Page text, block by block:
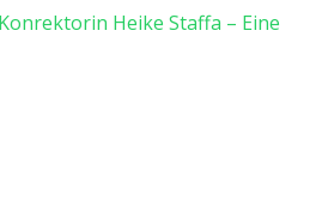
Heike Staffa – Eine